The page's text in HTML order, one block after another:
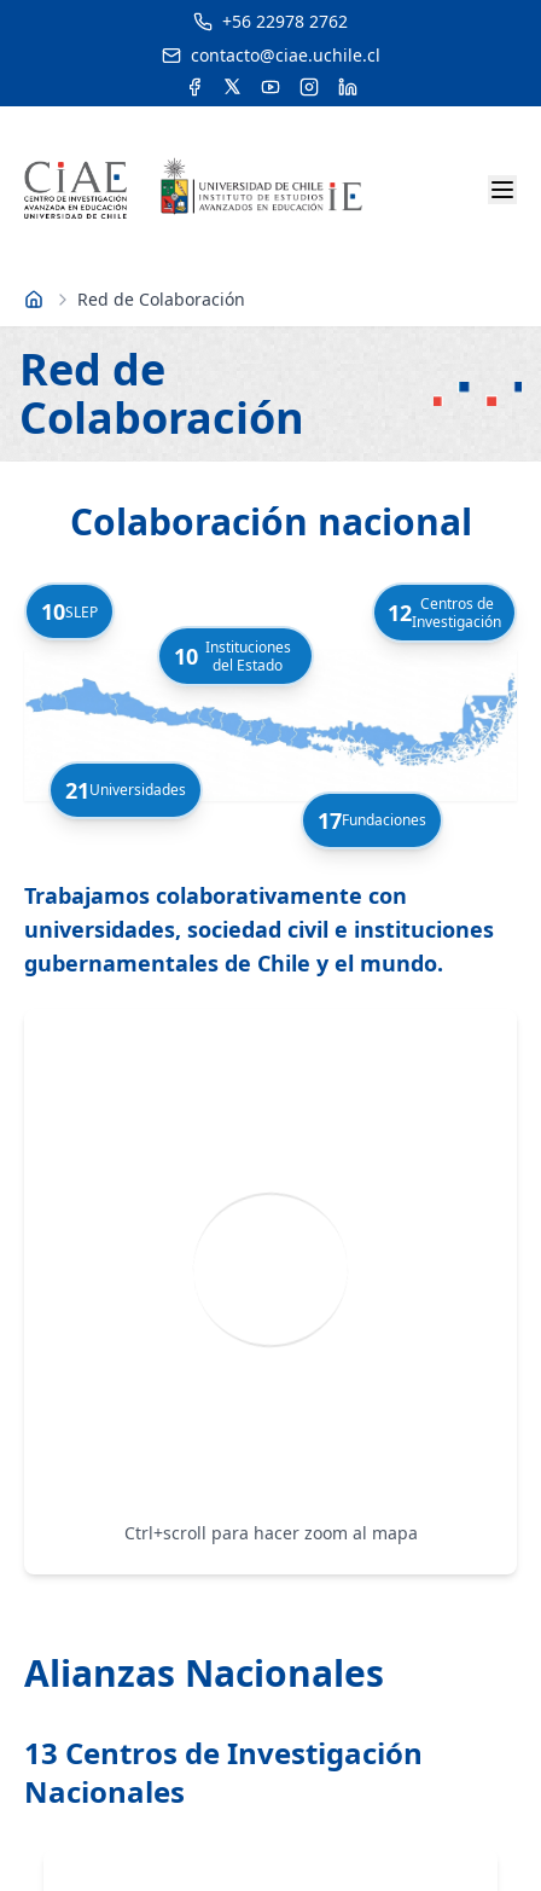
+56 22978 2762
contacto@ciae.uchile.cl
Inicio Red de Colaboración
Red de
Colaboración
Colaboración nacional
10SLEP
10 Instituciones
del Estado
12 Centros de
Investigación
21Universidades
17Fundaciones
Trabajamos colaborativamente con
universidades, sociedad civil e instituciones
gubernamentales de Chile y el mundo.
Ctrl+scroll para hacer zoom al mapa
Alianzas Nacionales
13 Centros de Investigación
Nacionales